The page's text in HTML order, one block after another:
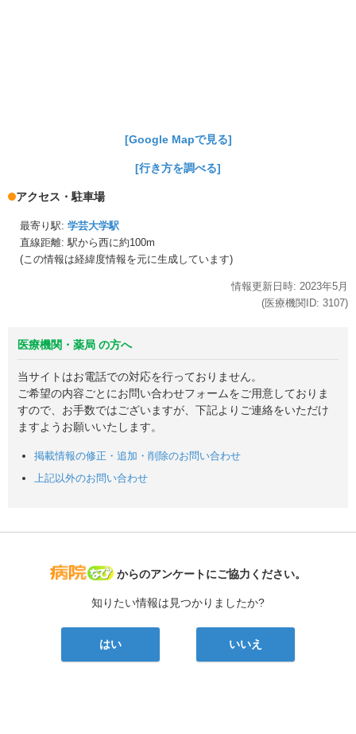
[Google Mapで見る]
[行き方を調べる]
アクセス・駐車場
最寄り駅: 学芸大学駅
直線距離: 駅から西に約100m
(この情報は経緯度情報を元に生成しています)
情報更新日時: 2023年5月
(医療機関ID: 3107)
医療機関・薬局 の方へ
当サイトはお電話での対応を行っておりません。
ご希望の内容ごとにお問い合わせフォームをご用意しておりま
すので、お手数ではございますが、下記よりご連絡をいただけ
ますようお願いいたします。
掲載情報の修正・追加・削除のお問い合わせ
上記以外のお問い合わせ
病院なび
からのアンケートにご協力ください。
知りたい情報は見つかりましたか?
はい いいえ